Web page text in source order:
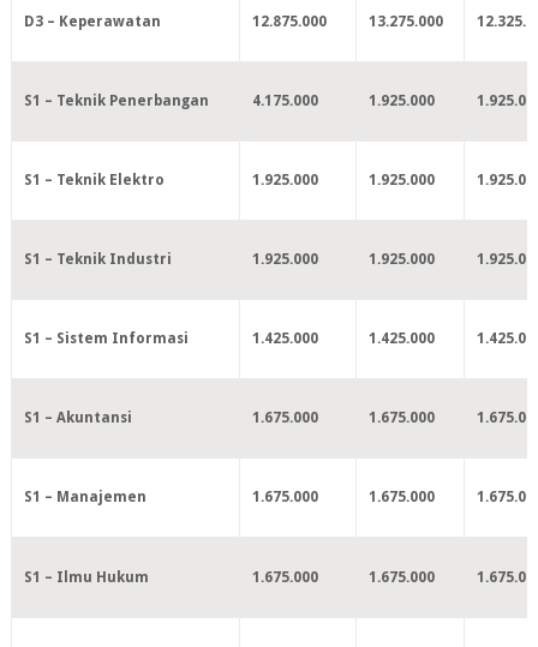
D3 – Keperawatan 12.875.000 13.275.000
S1 – Teknik Penerbangan 4.175.000 1.925.000
S1 – Teknik Elektro 1.925.000 1.925.000
S1 – Teknik Industri 1.925.000 1.925.000
S1 – Sistem Informasi 1.425.000 1.425.000
S1 – Akuntansi 1.675.000 1.675.000
S1 – Manajemen 1.675.000 1.675.000
S1 – Ilmu Hukum 1.675.000 1.675.000